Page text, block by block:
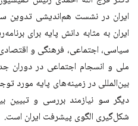
ايران در نشست هم‌اندیشی تدوین
ایران به مثابه دانش پایه برای
سیاسی، اجتماعی، فرهنگی و
ملی و انسجام اجتماعی در
بین‌المللی در زمینه‌های پایه مورد
دیگر سو نیازمند بررسی و
شکل‌گیری الگوی پیشرفت ایران است.